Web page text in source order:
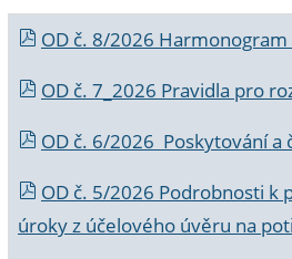
OD č. 8/2026
OD č. 7_2026 Pravidla pro
OD č. 6/2026 Poskytování a
OD č. 5/2026 Podrobnosti k
úroky z účelového úvěru na